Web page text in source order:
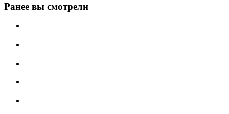
Ранее вы смотрели